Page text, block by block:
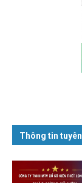
Thông tin